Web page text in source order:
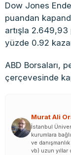
Dow Jones
puandan
artışla
yüzde 0.92
ABD Borsaları,
çerçevesinde
Murat Ali
İstanbul
kurumlara
ve
vb) uzun yıllar